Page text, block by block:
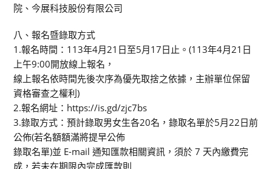
院、今展科技股份有限公司
八、報名暨錄取方式
1.報名時間：113年4月21日至5月17日止。(113年4月21日
上午9:00開放線上報名，
線上報名依時間先後次序為優先取捨之依據，主辦單位保留
資格審查之權利)
2.報名網址：https://is.gd/zjc7bs
3.錄取方式：預計錄取男女生各20名，錄取名單於5月22日前
公佈(若名額額滿將提早公佈
錄取名單)並 E-mail 通知匯款相關資訊，須於 7 天內繳費完
成，若未在期限內完成匯款則